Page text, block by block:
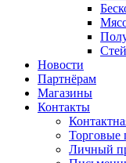
Новости
Партнёрам
Магазины
Контакты
Торговые
Личный